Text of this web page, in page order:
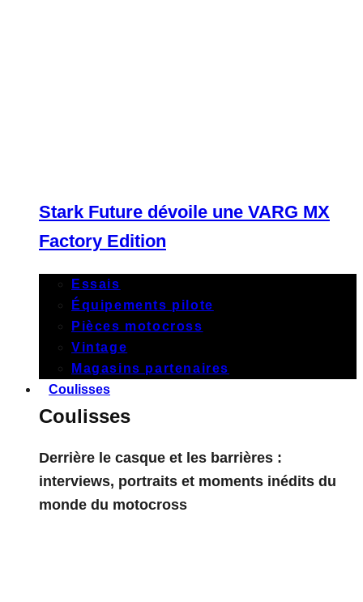
Stark Future dévoile une VARG MX
Factory Edition
Essais
Équipements pilote
Pièces motocross
Vintage
Magasins partenaires
Coulisses
Coulisses
Derrière le casque et les barrières :
interviews, portraits et moments inédits du
monde du motocross